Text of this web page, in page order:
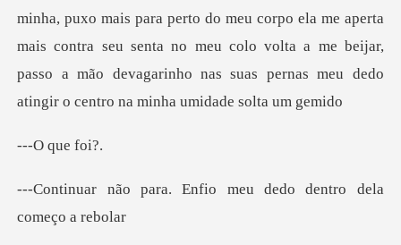
minha, puxo mais para perto do meu corpo ela me aperta
mais contr
que
Enfio meu dedo dentro